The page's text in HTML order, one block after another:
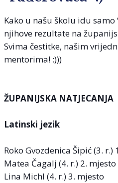
Kako u našu školu idu
njihove rezultate na
Svima čestitke, našim
mentorima! :)))
ŽUPANIJSKA NATJECANJA
Latinski jezik
Roko Gvozdenica Šipić (3. r.)
Matea Čagalj (4. r.) 2. mjesto
Lina Michl (4. r.) 3. mjesto